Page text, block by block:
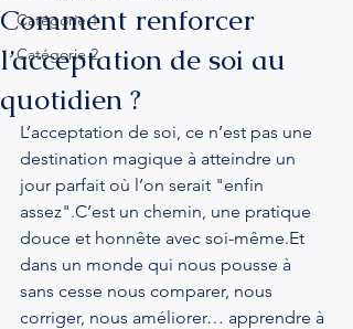
Catégorie 1
Catégorie 2
Comment renforcer
l’acceptation de soi au
quotidien ?
L’acceptation de soi, ce n’est pas une
destination magique à atteindre un
jour parfait où l’on serait "enfin
assez".C’est un chemin, une pratique
douce et honnête avec soi-même.Et
dans un monde qui nous pousse à
sans cesse nous comparer, nous
corriger, nous améliorer… apprendre à